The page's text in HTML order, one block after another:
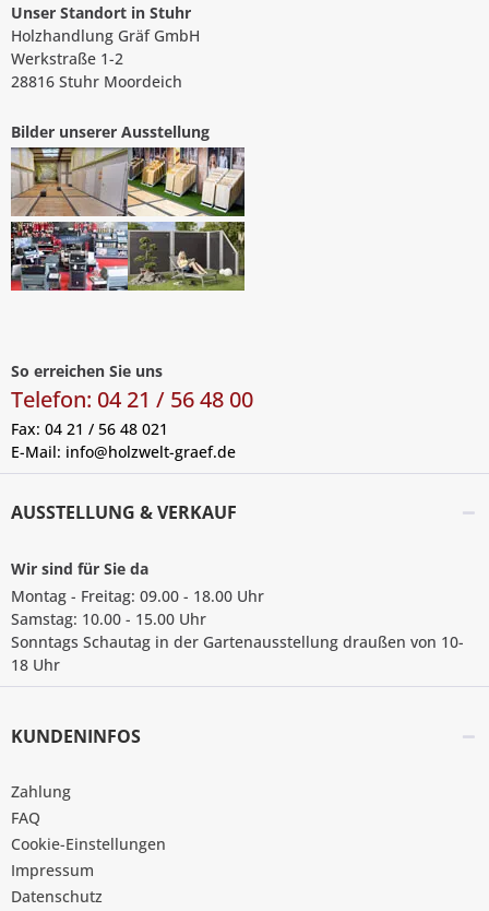
Unser Standort in Stuhr
Holzhandlung Gräf GmbH
Werkstraße 1-2
28816 Stuhr Moordeich
Bilder unserer Ausstellung
So erreichen Sie uns
Telefon: 04 21 / 56 48 00
Fax: 04 21 / 56 48 021
E-Mail: info@holzwelt-graef.de
AUSSTELLUNG & VERKAUF
Wir sind für Sie da
Montag - Freitag: 09.00 - 18.00 Uhr
Samstag: 10.00 - 15.00 Uhr
Sonntags Schautag in der Gartenausstellung draußen von 10-
18 Uhr
KUNDENINFOS
Zahlung
FAQ
Cookie-Einstellungen
Impressum
Datenschutz